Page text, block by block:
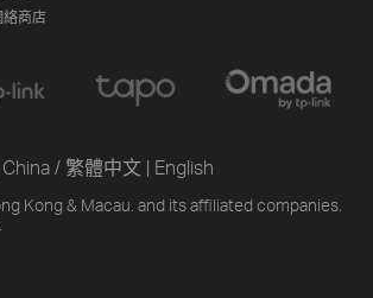
絡商店
Kong & Macau. and its affiliated companies.
/ 繁體中文 | English